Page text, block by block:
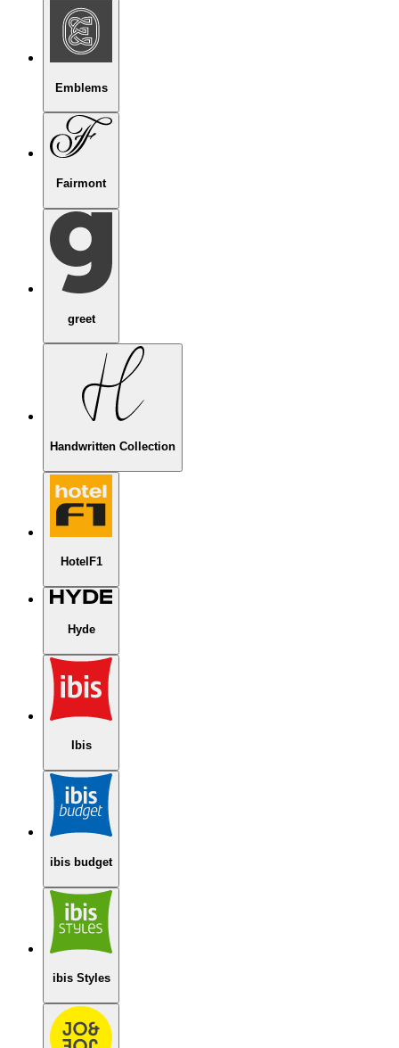
Emblems
Fairmont
greet
Handwritten Collection
HotelF1
Hyde
Ibis
ibis budget
ibis Styles